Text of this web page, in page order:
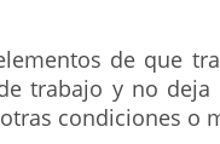
de que
trabajo y no
condiciones o